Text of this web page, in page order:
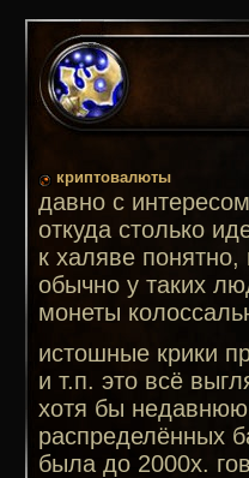
криптовалюты
давно с
откуда столько
к халяве
обычно у таких
монеты
истошные крики
и т.п. это всё
хотя бы недавнюю
распределённых
была до 2000х.